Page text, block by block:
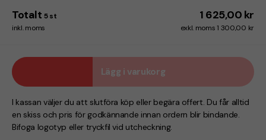
Totalt 5 st 1 625,00 kr
inkl. moms exkl. moms 1 300,00 kr
Lägg i varukorg
I kassan väljer du att slutföra köp eller begära offert. Du får alltid
en skiss och pris för godkännande innan ordern blir bindande.
Bifoga logotyp eller tryckfil vid utcheckning.